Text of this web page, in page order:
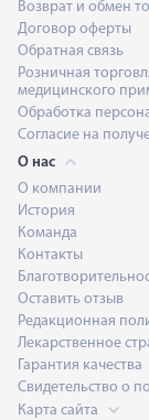
Возврат и обмен
Договор оферты
Обратная связь
Розничная
медицинского
Обработка
Согласие на
О нас
О компании
История
Команда
Контакты
Оставить отзыв
Редакционная
Лекарственное
Гарантия качества
Свидетельство о
Карта сайта